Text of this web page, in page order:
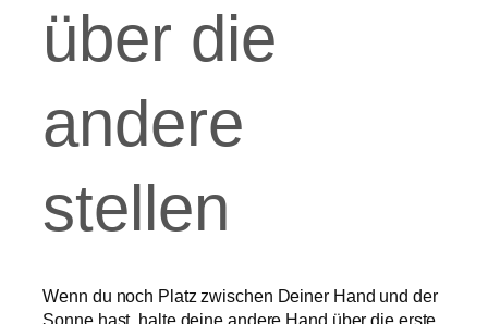
über die
andere
stellen
Wenn du noch Platz zwischen Deiner Hand und der
Sonne hast, halte deine andere Hand über die erste.